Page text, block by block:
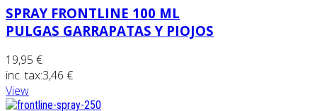
SPRAY FRONTLINE 100 ML
PULGAS GARRAPATAS Y PIOJOS
19,95 €
inc. tax:3,46 €
View